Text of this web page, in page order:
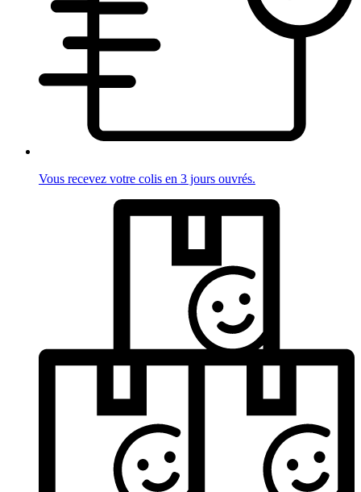
Vous recevez votre colis en 3 jours ouvrés.